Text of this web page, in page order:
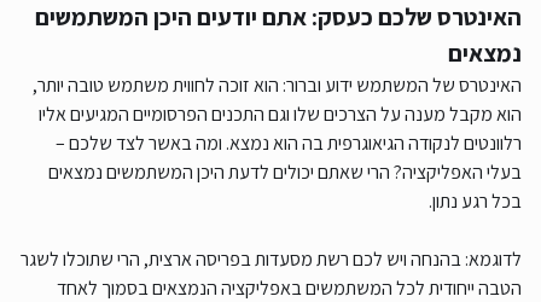
האינטרס שלכם כעסק: אתם יודעים היכן המשתמשים
נמצאים
האינטרס של המשתמש ידוע וברור: הוא זוכה לחווית משתמש טובה יותר,
הוא מקבל מענה על הצרכים שלו וגם התכנים הפרסומיים המגיעים אליו
רלוונטים לנקודה הגיאוגרפית בה הוא נמצא. ומה באשר לצד שלכם –
בעלי האפליקציה? הרי שאתם יכולים לדעת היכן המשתמשים נמצאים
בכל רגע נתון.
לדוגמא: בהנחה ויש לכם רשת מסעדות בפריסה ארצית, הרי שתוכלו לשגר
הטבה ייחודית לכל המשתמשים באפליקציה הנמצאים בסמוך לאחד